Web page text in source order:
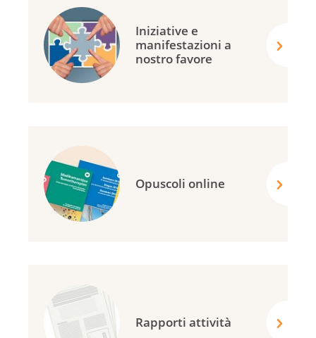
Iniziative e
manifestazioni a
nostro favore
Opuscoli online
Rapporti attività